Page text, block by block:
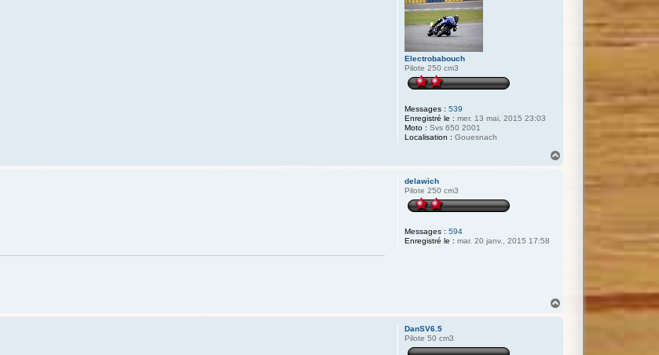
Electrobabouch
Pilote 250 cm3
Messages : 539
Enregistré le : mer. 13 mai, 2015 23:03
Moto : Svs 650 2001
Localisation : Gouesnach
delawich
Pilote 250 cm3
Messages : 594
Enregistré le : mar. 20 janv., 2015 17:58
DanSV6.5
Pilote 50 cm3